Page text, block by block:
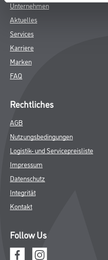
Unternehmen
Aktuelles
Services
Karriere
Marken
FAQ
Rechtliches
AGB
Nutzungsbedingungen
Logistik- und Servicepreisliste
Impressum
Datenschutz
Integrität
Kontakt
Follow Us